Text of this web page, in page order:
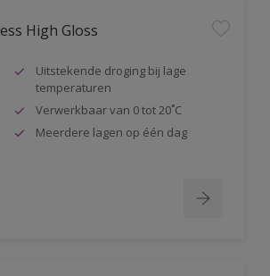
High Gloss
Uitstekende droging bij lage
temperaturen
Verwerkbaar van 0 tot 20˚C
Meerdere lagen op één dag